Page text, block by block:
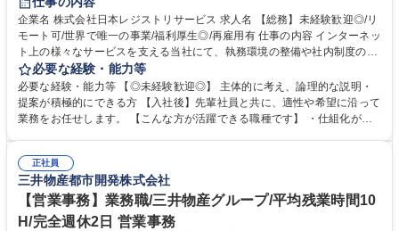
完全週休2日制
交通費支給 駅近5分以内 土日祝休み 服装自由
企業名 株式会社日本レジストリサービス 求人名 【総務】未経験歓迎◎/リ
モート可/世界で唯一の事業/福利厚生◎/再雇用有 仕事の内容 インターネッ
ト上の様々なサービスを支える当社にて、執務環境の整備や社内制度の検
討、イベント運営などの幅広い業務を担当し、間接的に会社の生産性向上
や成長に貢献している部署です。 会社の全メンバーが安心して長く成果を
発揮できる環境を整えるために、毎日のメンテナンスや維持管理に加え、
新たな施策検討を積極的に行っていただき、会社全体を巻き込み課題解決
幅広い業務の体得が可能で、多様なキャリアパスを描くことも可能です。
募集職種 【総務】未経験歓迎◎/リモート可/世界で唯一の事業/福利厚生◎/
再雇用有
必要な経験・能力等
必要な経験・能力等 【◎未経験歓迎◎】 主体的に考え、論理的な説明・
提案が積極的にできる方 【入社後】先輩社員と共に、適性や希望に沿って
業務をお任せします。 【こんな方が活躍できる職種です】 ・仕組化が好
対処できる・新しいことに興味関心がある 【魅力】■自己啓発支援：資格
取得や通信教育など費用の80%（年間25万円まで）を補助 ■住宅手当：家
賃の50%（月額7万円まで）を補助 学歴・資格 学歴：大学院 大学 語学
力： 資格：
正社員
三井物産都市開発株式会社
【営業事務】業務職/三井物産グループ/平均残業時間10
H/完全週休2日 営業事務